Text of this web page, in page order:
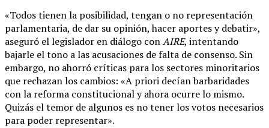
«Todos tienen la posibilidad, tengan o no representación
parlamentaria, de dar su opinión, hacer aportes y debatir»,
aseguró el legislador en diálogo conAIRE, intentando
bajarle el tono a las acusaciones de falta de consenso. Sin
embargo, no ahorró críticas para los sectores minoritarios
que rechazan los cambios: «A priori decían barbaridades
con la reforma constitucional y ahora ocurre lo mismo.
Quizás el temor de algunos es no tener los votos necesarios
para poder representar».